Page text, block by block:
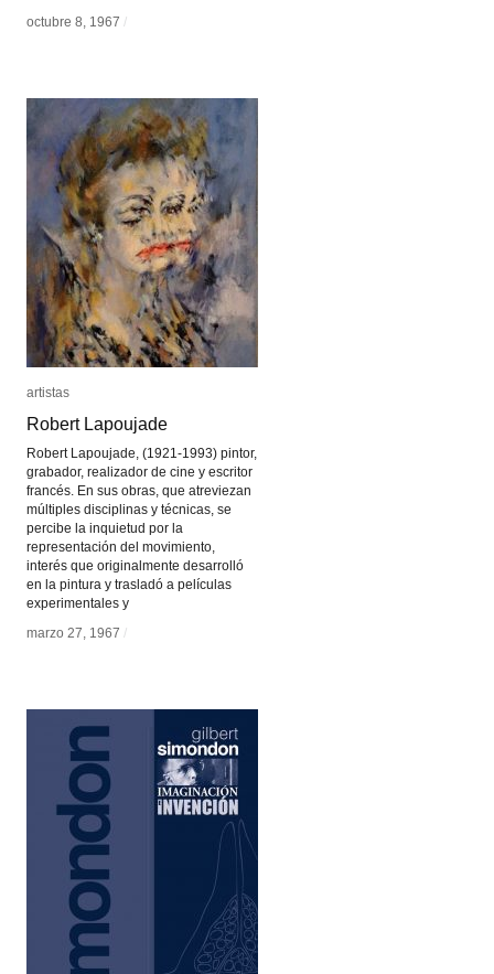
octubre 8, 1967 /
octubre 8, 1967 /
artistas
Robert Lapoujade
Robert Lapoujade, (1921-1993) pintor,
grabador, realizador de cine y escritor
francés. En sus obras, que atreviezan
múltiples disciplinas y técnicas, se
percibe la inquietud por la
representación del movimiento,
interés que originalmente desarrolló
en la pintura y trasladó a películas
experimentales y
marzo 27, 1967 /
artistas
Robert Lapoujade
marzo 27, 1967 /